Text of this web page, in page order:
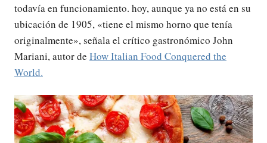
todavía en funcionamiento. hoy, aunque ya no está en su
ubicación de 1905, «tiene el mismo horno que tenía
originalmente», señala el crítico gastronómico John
Mariani, autor de How Italian Food Conquered the
World.